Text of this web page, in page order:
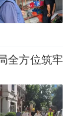
全方位筑牢